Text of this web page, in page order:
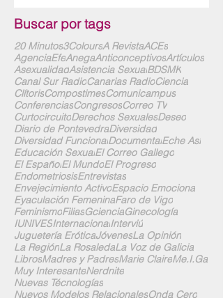
Buscar por tags
20 Minutos3ColoursA RevistaACEs
AgenciaEfeAnegaAnticonceptivosArtículos
AsexualidadAsistencia SexualBDSMK
Canal Sur RadioCanarias RadioCiencia
ClítorisCompostimesComunicampus
ConferenciasCongresosCorreo TV
CurtocircuitoDerechos SexualesDeseo
Diario de PontevedraDiversidad
Diversidad FuncionalDocumentalEche Así
Educación SexualEl Correo Gallego
El EspañolEl MundoEl Progreso
EndometriosisEntrevistas
Envejecimiento ActivoEspacio Emociona
Eyaculación FemeninaFaro de Vigo
FeminismoFiliasGcienciaGinecología
IUNIVESInternacionalInterviú
Juguetería EróticaJóvenesLa Opinión
La RegiónLa RosaledaLa Voz de Galicia
LibrosMadres y PadresMarie ClaireMe.I.Ga
Muy InteresanteNerdnite
Nuevas Técnologías
Nuevos Modelos RelacionalesOnda Cero